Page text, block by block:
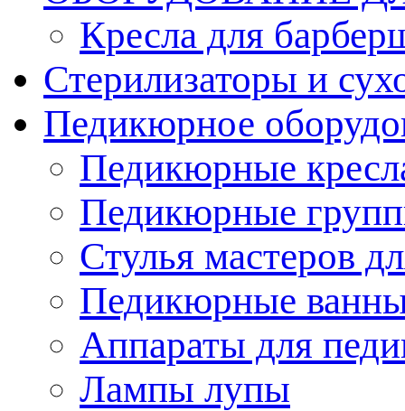
Кресла для
Стерилизаторы и
Педикюрное
Педикюрные
Педикюрные
Стулья мастеров
Педикюрные
Аппараты для
Лампы лупы